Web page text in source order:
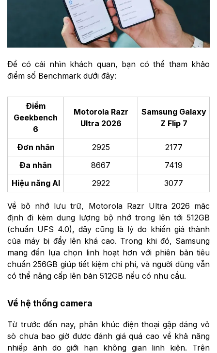
Để có cái nhìn khách quan, bạn có thể tham khảo
điểm số Benchmark dưới đây:
Điểm
Geekbench
6
Motorola Razr
Ultra 2026
Samsung Galaxy
Z Flip 7
Đơn nhân 2925
2177
Đa nhân
8667
7419
Hiệu năng AI
2922 3077
Về bộ nhớ lưu trữ, Motorola Razr Ultra 2026 mặc
định đi kèm dung lượng bộ nhớ trong lên tới 512GB
(chuẩn UFS 4.0), đây cũng là lý do khiến giá thành
của máy bị đẩy lên khá cao. Trong khi đó, Samsung
mang đến lựa chọn linh hoạt hơn với phiên bản tiêu
chuẩn 256GB giúp tiết kiệm chi phí, và người dùng vẫn
có thể nâng cấp lên bản 512GB nếu có nhu cầu.
Về hệ thống camera
Từ trước đến nay, phân khúc điện thoại gập dáng vỏ
sò chưa bao giờ được đánh giá quá cao về khả năng
nhiếp ảnh do giới hạn không gian linh kiện. Trên